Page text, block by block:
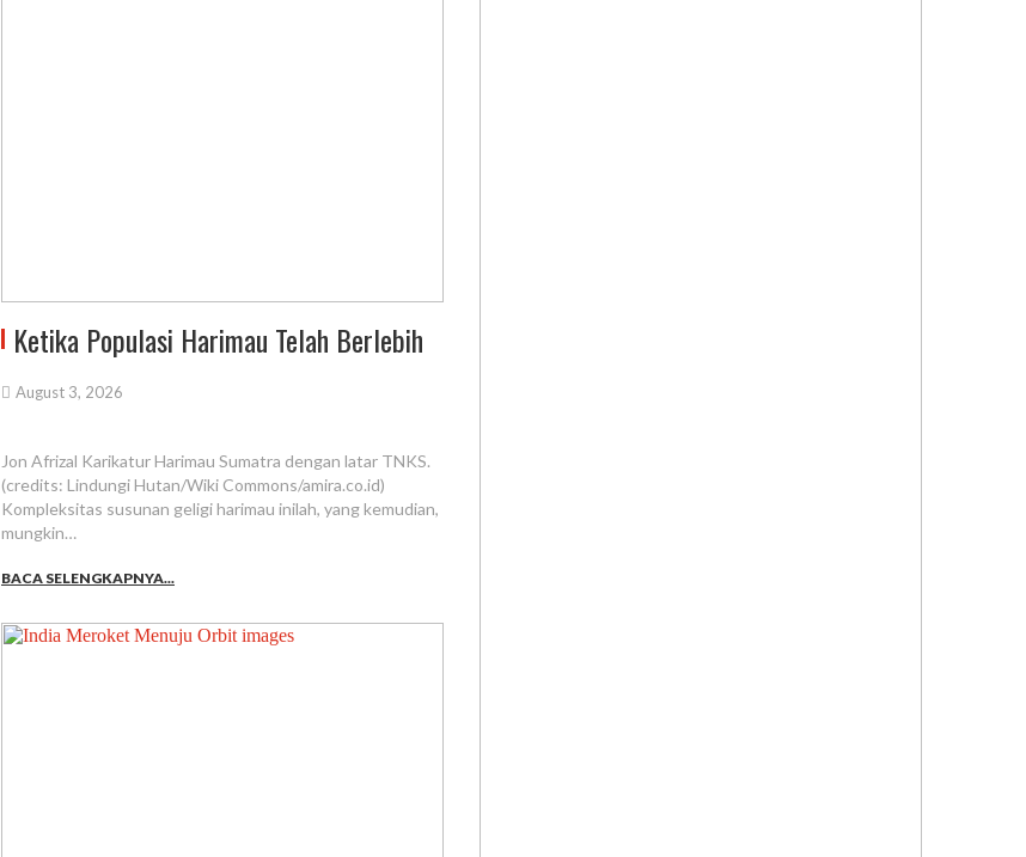
Ketika Populasi Harimau Telah Berlebih
August 3, 2026
Jon Afrizal Karikatur Harimau Sumatra dengan latar TNKS.
(credits: Lindungi Hutan/Wiki Commons/amira.co.id)
Kompleksitas susunan geligi harimau inilah, yang kemudian,
mungkin…
BACA SELENGKAPNYA...